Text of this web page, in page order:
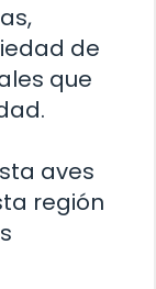
de
que
aves
región